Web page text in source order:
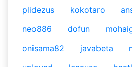
plidezus
kokotaro
neo886
dofun
onisama82
javabeta